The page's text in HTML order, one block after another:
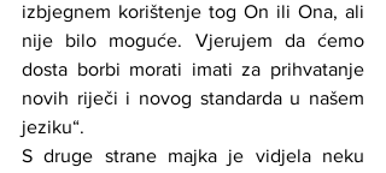
izbjegnem korištenje tog On ili Ona, ali
nije bilo moguće. Vjerujem da ćemo
dosta borbi morati imati za prihvatanje
novih riječi i novog standarda u našem
jeziku“.
S druge strane majka je vidjela neku